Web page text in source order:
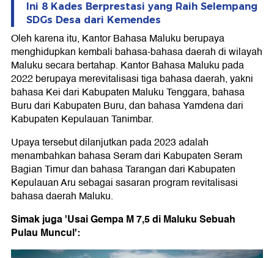
Ini 8 Kades Berprestasi yang Raih Selempang
SDGs Desa dari Kemendes
Oleh karena itu, Kantor Bahasa Maluku berupaya
menghidupkan kembali bahasa-bahasa daerah di wilayah
Maluku secara bertahap. Kantor Bahasa Maluku pada
2022 berupaya merevitalisasi tiga bahasa daerah, yakni
bahasa Kei dari Kabupaten Maluku Tenggara, bahasa
Buru dari Kabupaten Buru, dan bahasa Yamdena dari
Kabupaten Kepulauan Tanimbar.
Upaya tersebut dilanjutkan pada 2023 adalah
menambahkan bahasa Seram dari Kabupaten Seram
Bagian Timur dan bahasa Tarangan dari Kabupaten
Kepulauan Aru sebagai sasaran program revitalisasi
bahasa daerah Maluku.
Simak juga 'Usai Gempa M 7,5 di Maluku Sebuah
Pulau Muncul':